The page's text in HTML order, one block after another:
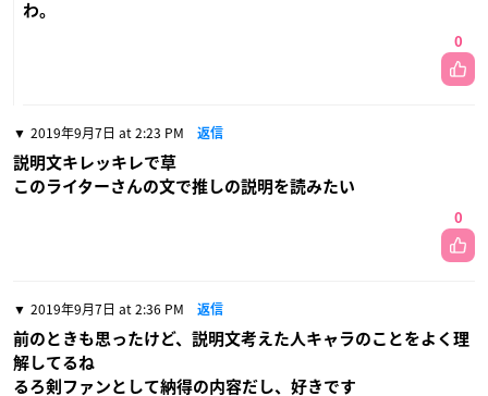
わ。
0
2019年9月7日 at 2:23 PM 返信
説明文キレッキレで草
このライターさんの文で推しの説明を読みたい
0
2019年9月7日 at 2:36 PM 返信
前のときも思ったけど、説明文考えた人キャラのことをよく理
解してるね
るろ剣ファンとして納得の内容だし、好きです